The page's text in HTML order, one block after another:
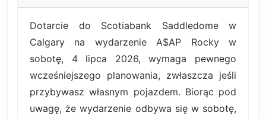
Dotarcie do Scotiabank Saddledome w
Calgary na wydarzenie A$AP Rocky w
sobotę, 4 lipca 2026, wymaga pewnego
wcześniejszego planowania, zwłaszcza jeśli
przybywasz własnym pojazdem. Biorąc pod
uwagę, że wydarzenie odbywa się w sobotę,